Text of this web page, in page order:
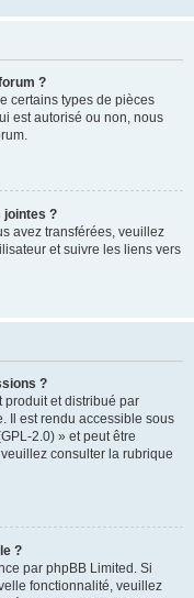
?
certains types de pièces
est autorisé ou non, nous
jointes ?
avez transférées, veuillez
et suivre les liens vers
?
produit et distribué par
Il est rendu accessible sous
2.0) » et peut être
consulter la rubrique
?
par phpBB Limited. Si
fonctionnalité, veuillez